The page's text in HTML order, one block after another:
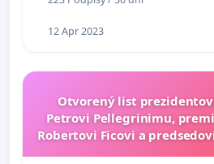
12 Apr 2023
Otvorený list
Petrovi Pellegrinimu,
Robertovi Ficovi a predsedovi